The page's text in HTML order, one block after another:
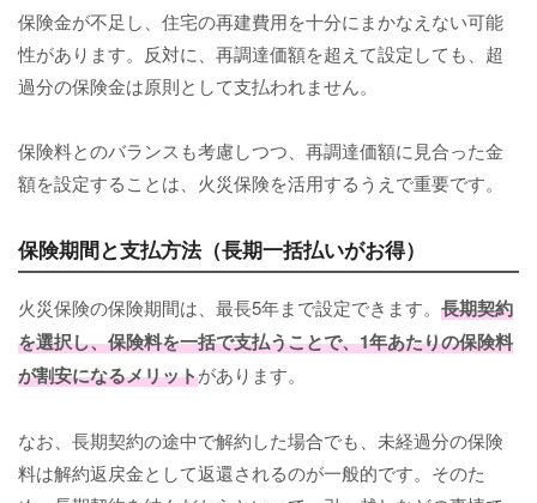
保険金が不足し、住宅の再建費用を十分にまかなえない可能
性があります。反対に、再調達価額を超えて設定しても、超
過分の保険金は原則として支払われません。
保険料とのバランスも考慮しつつ、再調達価額に見合った金
額を設定することは、火災保険を活用するうえで重要です。
保険期間と支払方法（長期一括払いがお得）
火災保険の保険期間は、最長5年まで設定できます。 長期契約
を選択し、保険料を一括で支払うことで、1年あたりの保険料
が割安になるメリットがあります。
なお、長期契約の途中で解約した場合でも、未経過分の保険
料は解約返戻金として返還されるのが一般的です。そのた